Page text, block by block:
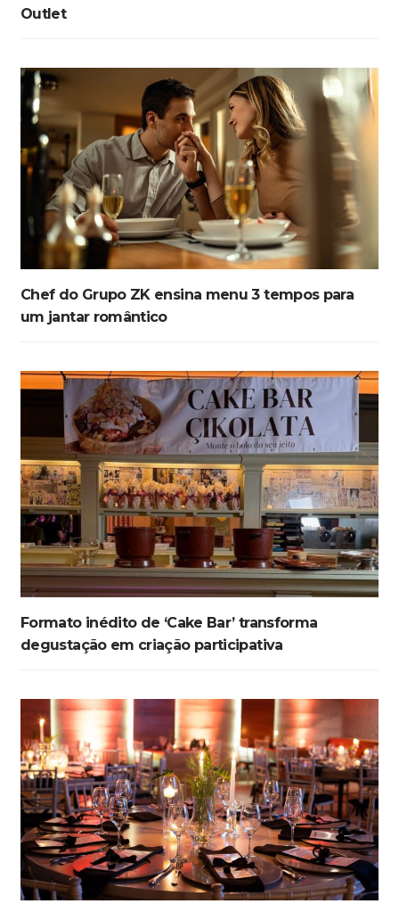
Outlet
Chef do Grupo ZK ensina menu 3 tempos para
um jantar romântico
Formato inédito de ‘Cake Bar’ transforma
degustação em criação participativa